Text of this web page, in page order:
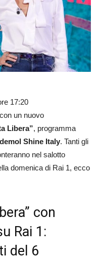
17:20
un nuovo
Libera”, programma
Shine Italy. Tanti gli
nel salotto
domenica di Rai 1, ecco
con
Rai 1:
del 6